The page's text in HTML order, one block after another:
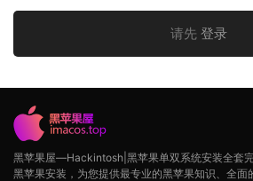
请先 登录
黑苹果屋—Hackintosh|黑苹果单双系统安装全套
黑苹果安装，为您提供最专业的黑苹果知识、全面